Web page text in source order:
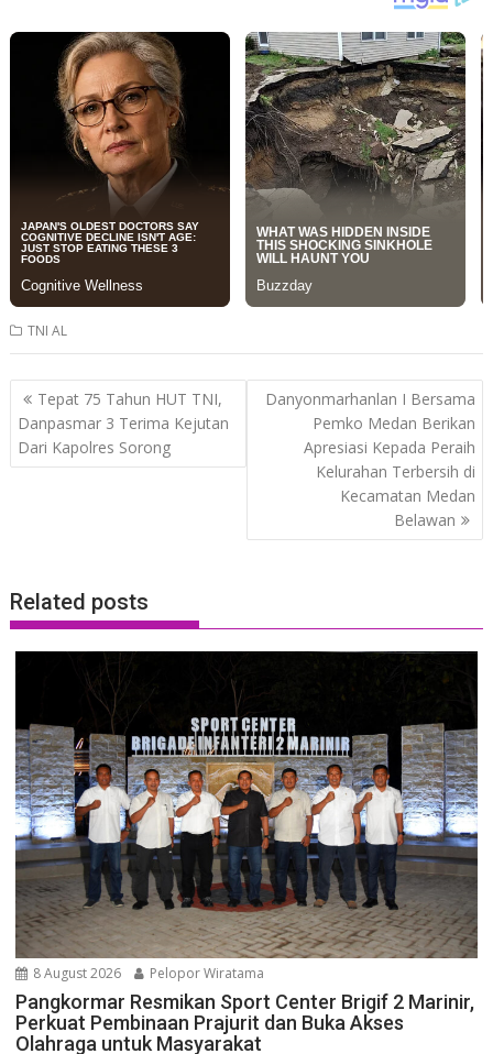
TNI AL
Post
navigation
Tepat 75 Tahun HUT TNI,
Danpasmar 3 Terima Kejutan
Dari Kapolres Sorong
Danyonmarhanlan I Bersama
Pemko Medan Berikan
Apresiasi Kepada Peraih
Kelurahan Terbersih di
Kecamatan Medan
Belawan
Related posts
8 August 2026 Pelopor Wiratama
Pangkormar Resmikan Sport Center Brigif 2 Marinir,
Perkuat Pembinaan Prajurit dan Buka Akses
Olahraga untuk Masyarakat